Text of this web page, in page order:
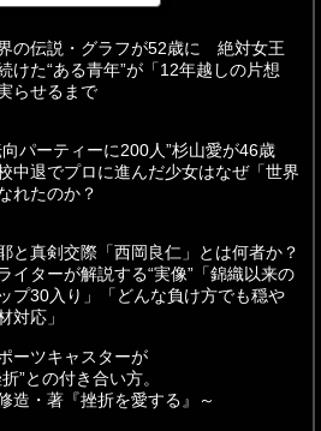
の伝説・グラフが52歳に 絶対女王
けた“ある青年”が「12年越しの片想
らせるまで
向パーティーに200人”杉山愛が46歳
中退でプロに進んだ少女はなぜ「世界
れたのか？
と真剣交際「西岡良仁」とは何者か？
イターが解説する“実像”「錦織以来の
プ30入り」「どんな負け方でも穏や
対応」
ーツキャスターが
”との付き合い方。
造・著『挫折を愛する』～